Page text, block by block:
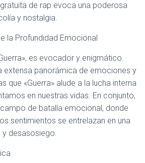
de rap evoca una poderosa
y nostalgia.
la Profundidad Emocional
es evocador y enigmático.
extensa panorámica de emociones y
que «Guerra» alude a la lucha interna
en nuestras vidas. En conjunto,
de batalla emocional, donde
sentimientos se entrelazan en una
y desasosiego.